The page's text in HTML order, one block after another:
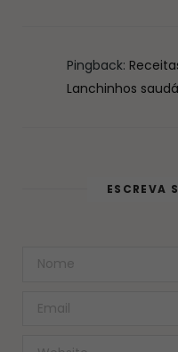
Pingback:
Lanchinhos
ESCREVA